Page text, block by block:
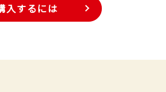
入するには